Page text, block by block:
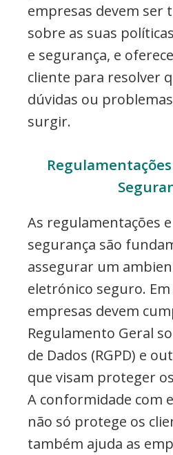
empresas devem ser
sobre as suas
e segurança, e
cliente para resolver
dúvidas ou
surgir.
As regulamentações
segurança são
assegurar um
eletrónico seguro.
empresas devem
Regulamento Geral
de Dados (RGPD) e
que visam proteger
A conformidade com
não só protege os
também ajuda as